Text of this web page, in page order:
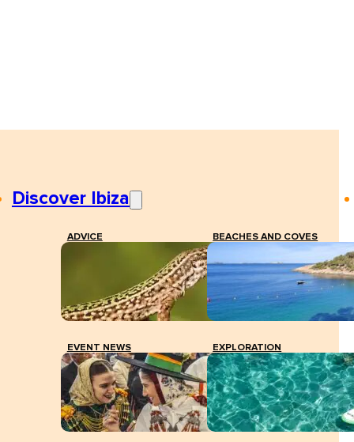
Discover Ibiza
ADVICE BEACHES AND COVES
EVENT NEWS EXPLORATION